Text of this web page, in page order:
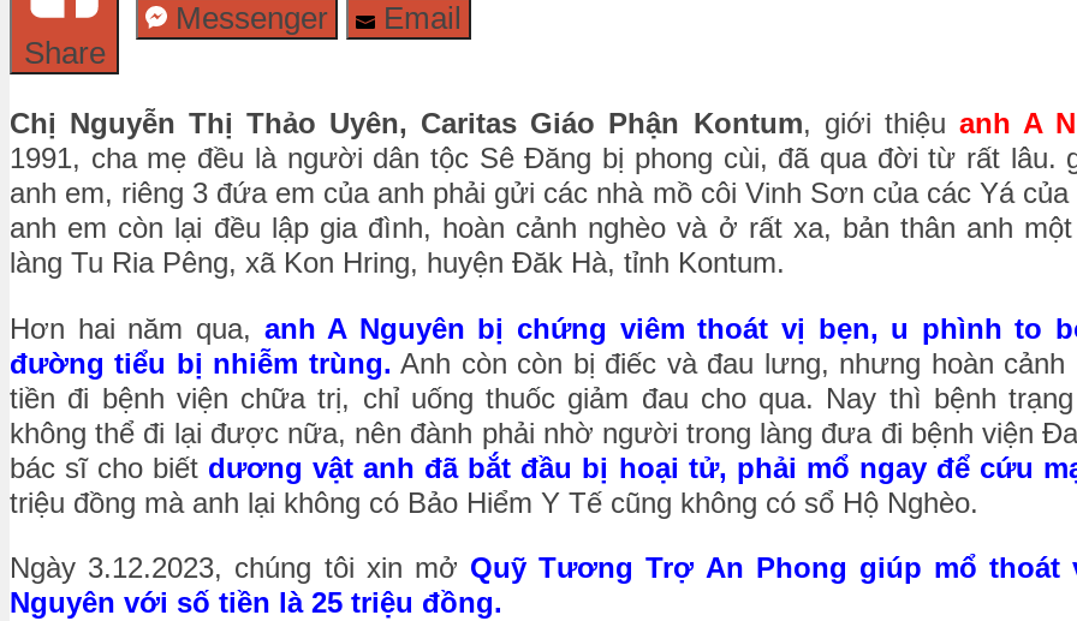
Share
Messenger Email
Chị Nguyễn Thị Thảo Uyên, Caritas Giáo Phận Kontum, giới thiệu anh A
1991, cha mẹ đều là người dân tộc Sê Đăng bị phong cùi, đã qua đời từ rất lâu.
anh em, riêng 3 đứa em của anh phải gửi các nhà mồ côi Vinh Sơn của các Yá
anh em còn lại đều lập gia đình, hoàn cảnh nghèo và ở rất xa, bản thân anh
làng Tu Ria Pêng, xã Kon Hring, huyện Đăk Hà, tỉnh Kontum.
Hơn hai năm qua, anh A Nguyên bị chứng viêm thoát vị bẹn, u phình to
đường tiểu bị nhiễm trùng. Anh còn còn bị điếc và đau lưng, nhưng hoàn cảnh
tiền đi bệnh viện chữa trị, chỉ uống thuốc giảm đau cho qua. Nay thì bệnh
không thể đi lại được nữa, nên đành phải nhờ người trong làng đưa đi bệnh viện
bác sĩ cho biết dương vật anh đã bắt đầu bị hoại tử, phải mổ ngay để cứu
triệu đồng mà anh lại không có Bảo Hiểm Y Tế cũng không có sổ Hộ Nghèo.
Ngày 3.12.2023, chúng tôi xin mở Quỹ Tương Trợ An Phong giúp mổ thoát
Nguyên với số tiền là 25 triệu đồng.